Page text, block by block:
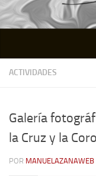
Inicio
Quienes somos
Actividades
ACTIVIDADES
Galería
la Cruz y la
POR MANUELAZANAWEB